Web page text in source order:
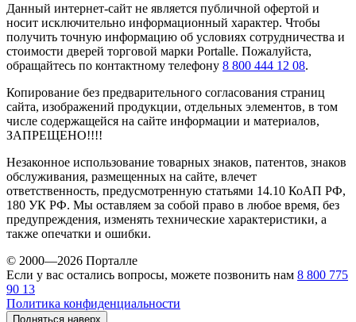
Данный интернет-сайт не является публичной офертой и
носит исключительно информационный характер. Чтобы
получить точную информацию об условиях сотрудничества и
стоимости дверей торговой марки Portalle. Пожалуйста,
обращайтесь по контактному телефону 8 800 444 12 08.
Копирование без предварительного согласования страниц
сайта, изображений продукции, отдельных элементов, в том
числе содержащейся на сайте информации и материалов,
ЗАПРЕЩЕНО!!!!
Незаконное использование товарных знаков, патентов, знаков
обслуживания, размещенных на сайте, влечет
ответственность, предусмотренную статьями 14.10 КоАП РФ,
180 УК РФ. Мы оставляем за собой право в любое время, без
предупреждения, изменять технические характеристики, а
также опечатки и ошибки.
© 2000—2026 Порталле
Если у вас остались вопросы, можете позвонить нам 8 800 775
90 13
Политика конфиденциальности
Подняться наверх